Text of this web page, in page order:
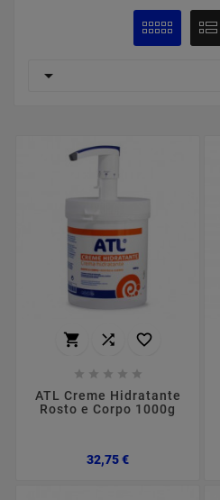

  
    
ATL Creme Hidratante
Rosto e Corpo 1000g
32,75 €Preço